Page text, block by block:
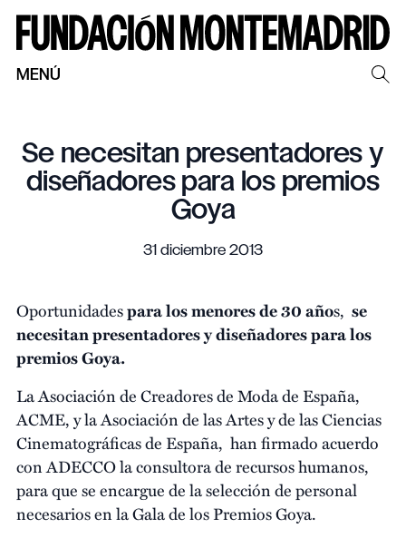
MENÚ
Se necesitan presentadores y
diseñadores para los premios
Goya
31 diciembre 2013
Oportunidadespara los menores de 30 años, se
necesitan presentadores y diseñadores para los
premios Goya.
La Asociación de Creadores de Moda de España,
ACME, y la Asociación de las Artes y de las Ciencias
Cinematográficas de España, han firmado acuerdo
con ADECCO la consultora de recursos humanos,
para que se encargue de la selección de personal
necesarios en la Gala de los Premios Goya.